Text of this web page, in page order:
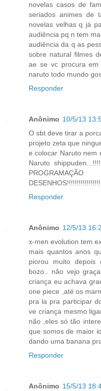
novelas casos de
seriados animes de
novelas velhas q já
audiência pq n tem
audiência da q as
sobre natural filmes
ae se vc procura
naruto todo mundo
Responder
Anônimo 10/5/13
O sbt deve tirar a
projeto zeta que
e colocar Naruto nem
Naruto
PROGRAMAÇÃO
Responder
Anônimo 12/5/13
x-men evolution tem
mais quantos anos
piorou muito
bozo.. não vejo
criança eu achava
one piece ,até os
pra la pra participar
ve criança mesmo
não ,eles só tão
que somos de maior
dando uma banana
Responder
Anônimo 15/5/13